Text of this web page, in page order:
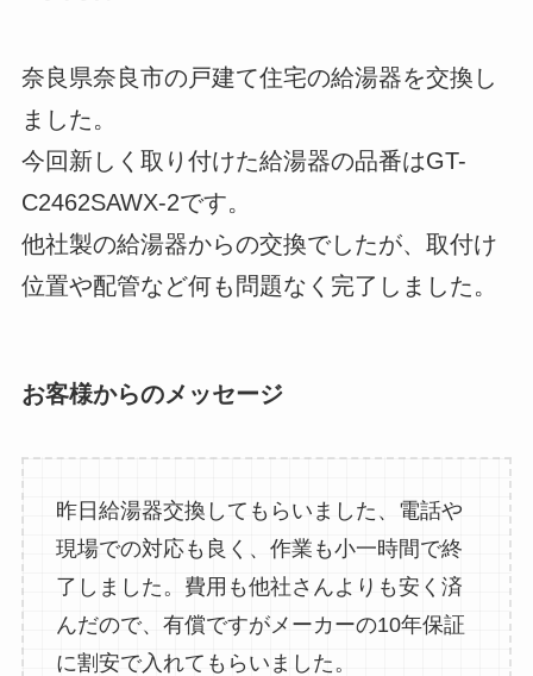
奈良県奈良市の戸建て住宅の給湯器を交換し
ました。
今回新しく取り付けた給湯器の品番はGT-
C2462SAWX-2です。
他社製の給湯器からの交換でしたが、取付け
位置や配管など何も問題なく完了しました。
お客様からのメッセージ
昨日給湯器交換してもらいました、電話や
現場での対応も良く、作業も小一時間で終
了しました。費用も他社さんよりも安く済
んだので、有償ですがメーカーの10年保証
に割安で入れてもらいました。